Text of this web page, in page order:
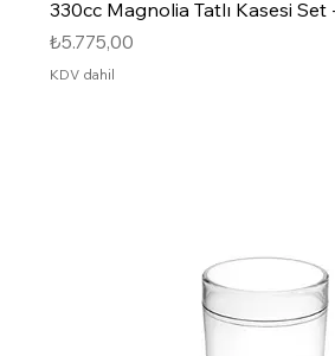
330cc Magnolia Tatlı Kasesi
Fiyat
₺5.775,00
KDV dahil